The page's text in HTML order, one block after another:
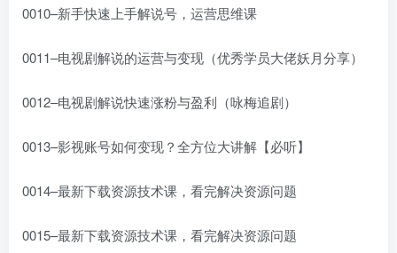
0010–新手快速上手解说号，运营思维课
0011–电视剧解说的运营与变现（优秀学员大佬妖月分享）
0012–电视剧解说快速涨粉与盈利（咏梅追剧）
0013–影视账号如何变现？全方位大讲解【必听】
0014–最新下载资源技术课，看完解决资源问题
0015–最新下载资源技术课，看完解决资源问题